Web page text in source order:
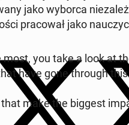
jako wyborca
pra­cow­ał jako
most, you take a look at
have gone through
make the biggest